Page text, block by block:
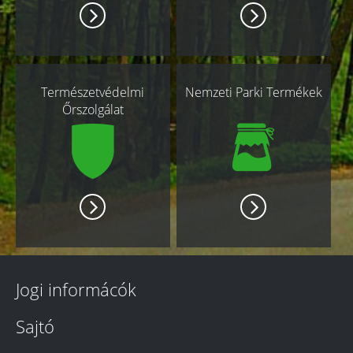
Természetvédelmi
Őrszolgálat
Nemzeti Parki Termékek
Jogi informácók
Sajtó